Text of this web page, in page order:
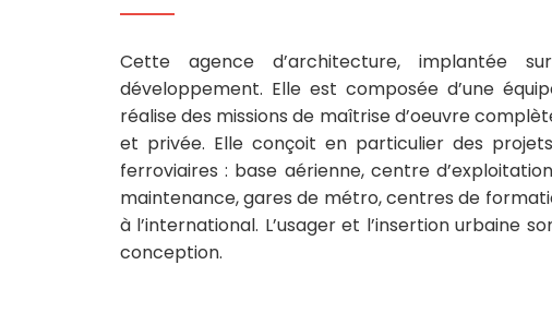
Cette agence d’architecture, implantée
développement. Elle est composée d’une
réalise des missions de maîtrise d’oeuvre
et privée. Elle conçoit en particulier des
ferroviaires : base aérienne, centre
maintenance, gares de métro, centres de
à l’international. L’usager et l’insertion urbaine
conception.